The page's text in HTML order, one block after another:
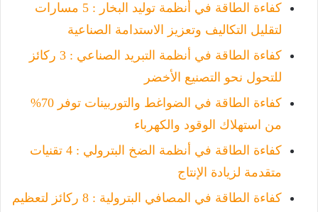
كفاءة الطاقة في أنظمة توليد البخار : 5 مسارات
لتقليل التكاليف وتعزيز الاستدامة الصناعية
كفاءة الطاقة في أنظمة التبريد الصناعي : 3 ركائز
للتحول نحو التصنيع الأخضر
كفاءة الطاقة في الضواغط والتوربينات توفر 70%
من استهلاك الوقود والكهرباء
كفاءة الطاقة في أنظمة الضخ البترولي : 4 تقنيات
متقدمة لزيادة الإنتاج
كفاءة الطاقة في المصافي البترولية : 8 ركائز لتعظيم